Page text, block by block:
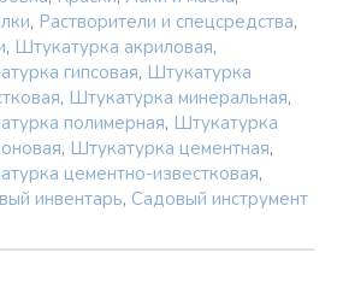
, Растворители и спецсредства,
, Штукатурка акриловая,
гипсовая, Штукатурка
, Штукатурка минеральная,
полимерная, Штукатурка
, Штукатурка цементная,
цементно-известковая,
инвентарь, Садовый инструмент